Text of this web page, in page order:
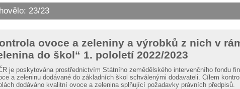
23/23
ovoce a zeleniny a výrobků z nich v
do škol“ 1. pololetí 2022/2023
je poskytována prostřednictvím Státního zemědělského intervenčního fondu
a zeleninu dodávané do základních škol schválenými dodavateli. Cílem
dodáváno kvalitní ovoce a zelenina splňující požadavky právních předpisů.